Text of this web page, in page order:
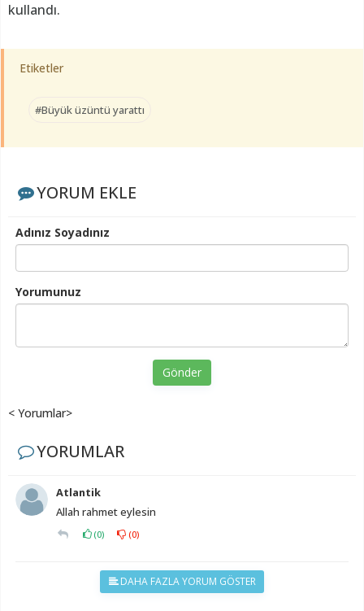
kullandı.
Etiketler
#Büyük üzüntü yarattı
YORUM EKLE
Adınız Soyadınız
Yorumunuz
Gönder
< Yorumlar>
YORUMLAR
Atlantik
Allah rahmet eylesin
(0) (0)
DAHA FAZLA YORUM GÖSTER